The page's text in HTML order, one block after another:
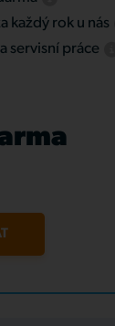
každý rok u nás
servisní práce